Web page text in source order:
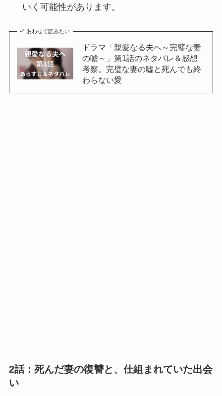
いく可能性があります。
あわせて読みたい
ドラマ「親愛なる夫へ～完璧な妻
の嘘～」第1話のネタバレ＆感想
考察。完璧な妻の嘘と死んでも終
わらない愛
2話：死んだ妻の復讐と、仕組まれていた出会
い